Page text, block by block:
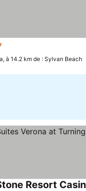
à 14.2 km de : Sylvan Beach
Resort